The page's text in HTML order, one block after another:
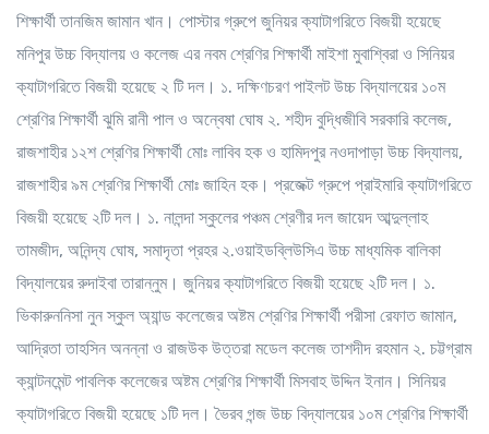
শিক্ষার্থী তানজিম জামান খান। পোস্টার গ্রুপে জুনিয়র ক্যাটাগরিতে বিজয়ী হয়েছে
মনিপুর উচ্চ বিদ্যালয় ও কলেজ এর নবম শ্রেণির শিক্ষার্থী মাইশা মুবাশ্বিরা ও সিনিয়র
ক্যাটাগরিতে বিজয়ী হয়েছে ২ টি দল। ১. দক্ষিণচরণ পাইলট উচ্চ বিদ্যালয়ের ১০ম
শ্রেণির শিক্ষার্থী ঝুমি রানী পাল ও অন্বেষা ঘোষ ২. শহীদ বুদ্ধিজীবি সরকারি কলেজ,
রাজশাহীর ১২শ শ্রেণির শিক্ষার্থী মোঃ লাবিব হক ও হামিদপুর নওদাপাড়া উচ্চ বিদ্যালয়,
রাজশাহীর ৯ম শ্রেণির শিক্ষার্থী মোঃ জাহিন হক। প্রজেক্ট গ্রুপে প্রাইমারি ক্যাটাগরিতে
বিজয়ী হয়েছে ২টি দল। ১. নালন্দা স্কুলের পঞ্চম শ্রেণীর দল জায়েদ আব্দুল্লাহ
তামজীদ, অনিন্দ্য ঘোষ, সমাদৃতা প্রহর ২.ওয়াইডব্লিউসিএ উচ্চ মাধ্যমিক বালিকা
বিদ্যালয়ের রুদাইবা তারান্নুম। জুনিয়র ক্যাটাগরিতে বিজয়ী হয়েছে ২টি দল। ১.
ভিকারুননিসা নুন স্কুল অ্যান্ড কলেজের অষ্টম শ্রেণির শিক্ষার্থী পরীসা রেফাত জামান,
আদ্রিতা তাহসিন অনন্না ও রাজউক উত্তরা মডেল কলেজ তাশদীদ রহমান ২. চট্টগ্রাম
ক্যান্টনমেন্ট পাবলিক কলেজের অষ্টম শ্রেণির শিক্ষার্থী মিসবাহ উদ্দিন ইনান। সিনিয়র
ক্যাটাগরিতে বিজয়ী হয়েছে ১টি দল। ভৈরব গন্জ উচ্চ বিদ্যালয়ের ১০ম শ্রেণির শিক্ষার্থী